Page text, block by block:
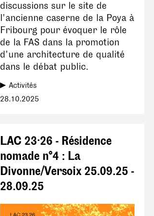
discussions sur le site de
l'ancienne caserne de la Poya à
Fribourg pour évoquer le rôle
de la FAS dans la promotion
d'une architecture de qualité
dans le débat public.
Activités
28.10.2025
LAC 23·26 - Résidence
nomade n°4 : La
Divonne/Versoix 25.09.25 -
28.09.25